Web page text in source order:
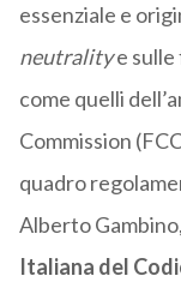
essenziale e
neutralitye sulle
come quelli
Commission
quadro
Alberto
Italiana del